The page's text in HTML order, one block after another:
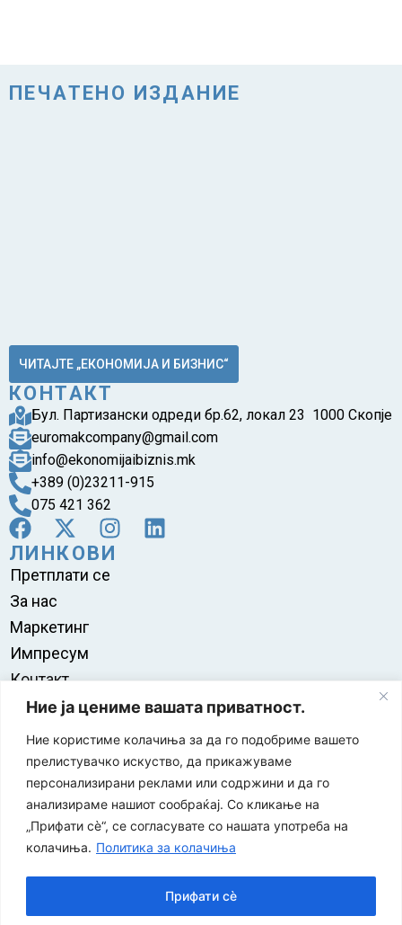
Ние ја цениме вашата приватност.
Ние користиме колачиња за да го подобриме вашето
прелистувачко искуство, да прикажуваме
персонализирани реклами или содржини и да го
анализираме нашиот сообраќај. Со кликање на
„Прифати сè“, се согласувате со нашата употреба на
колачиња. Политика за колачиња
Прифати сè
ПЕЧАТЕНО ИЗДАНИЕ
ЧИТАЈТЕ „ЕКОНОМИЈА И БИЗНИС“
КОНТАКТ
Бул. Партизански одреди бр.62, локал 23 1000 Скопје
euromakcompany@gmail.com
info@ekonomijaibiznis.mk
+389 (0)23211-915
075 421 362
ЛИНКОВИ
Претплати се
За нас
Маркетинг
Импресум
Контакт
Правила на користење